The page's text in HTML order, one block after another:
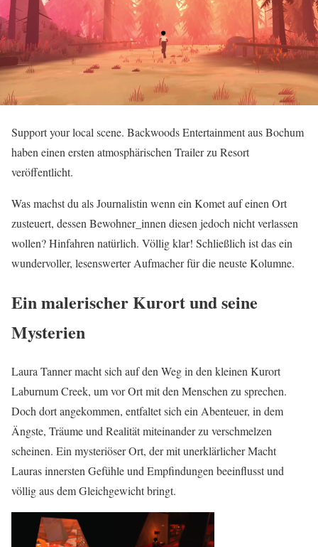
Support your local scene. Backwoods Entertainment aus Bochum
haben einen ersten atmosphärischen Trailer zu Resort
veröffentlicht.
Was machst du als Journalistin wenn ein Komet auf einen Ort
zusteuert, dessen Bewohner_innen diesen jedoch nicht verlassen
wollen? Hinfahren natürlich. Völlig klar! Schließlich ist das ein
wundervoller, lesenswerter Aufmacher für die neuste Kolumne.
Ein malerischer Kurort und seine
Mysterien
Laura Tanner macht sich auf den Weg in den kleinen Kurort
Laburnum Creek, um vor Ort mit den Menschen zu sprechen.
Doch dort angekommen, entfaltet sich ein Abenteuer, in dem
Ängste, Träume und Realität miteinander zu verschmelzen
scheinen. Ein mysteriöser Ort, der mit unerklärlicher Macht
Lauras innersten Gefühle und Empfindungen beeinflusst und
völlig aus dem Gleichgewicht bringt.